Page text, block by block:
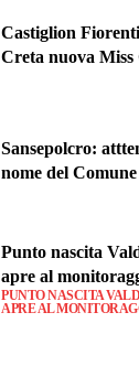
Castiglion
Creta nuova Miss
Sansepolcro:
nome del Comune
Punto nascita
apre al
PUNTO NASCITA
APRE AL